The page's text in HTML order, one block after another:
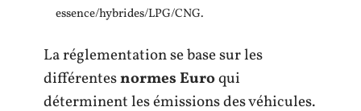
essence/hybrides/LPG/CNG.
La réglementation se base sur les
différentesnormes Euroqui
déterminent les émissions des véhicules.